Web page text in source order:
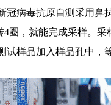
病毒抗原自测采用鼻
圈，就能完成采样。
样品加入样品孔中，